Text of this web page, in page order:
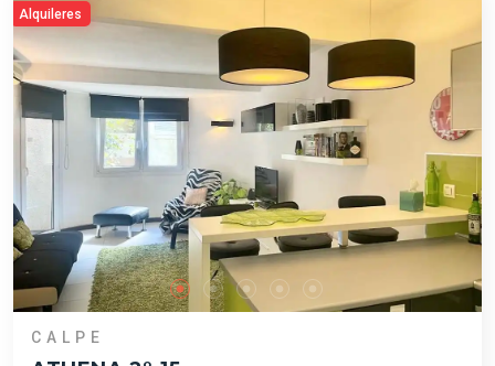
Alquileres
CALPE